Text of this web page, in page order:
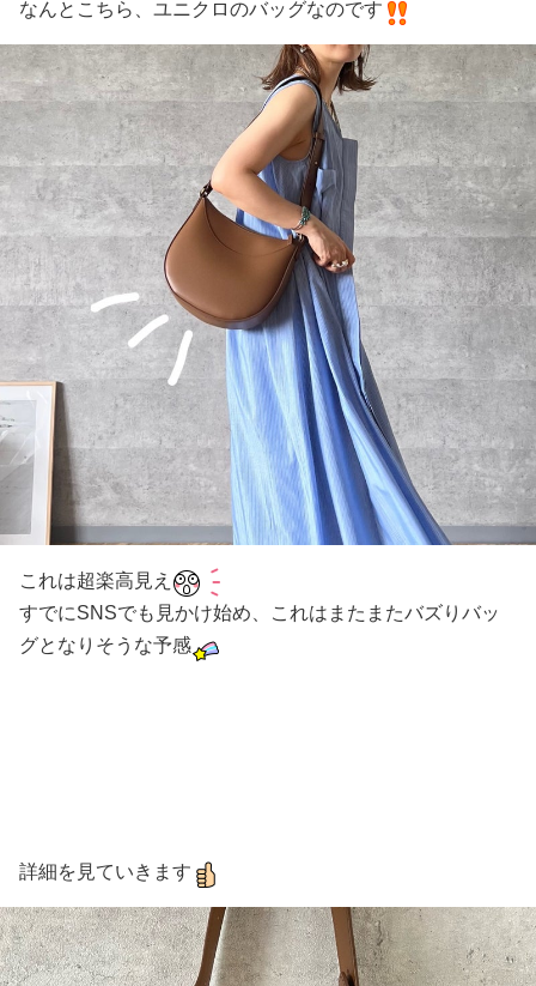
なんとこちら、ユニクロのバッグなのです
これは超楽高見え
すでにSNSでも見かけ始め、これはまたまたバズりバッ
グとなりそうな予感
詳細を見ていきます